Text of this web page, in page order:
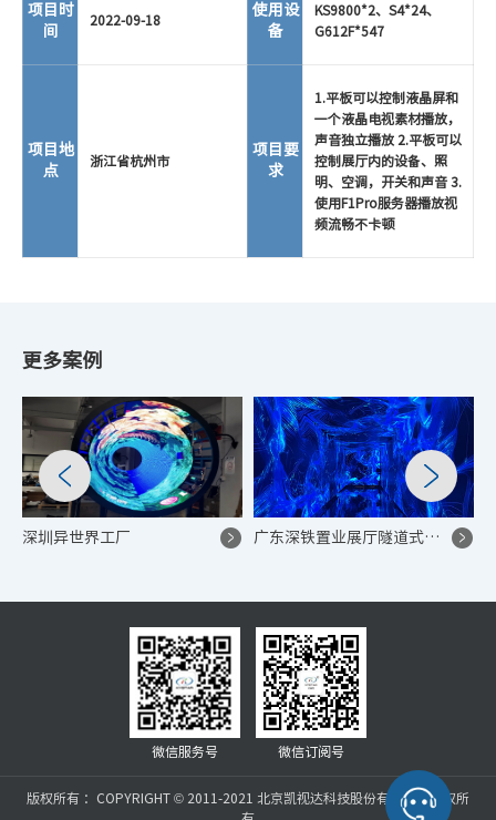
项目时
间
2022-09-18
使用设
备
KS9800*2、S4*24、
G612F*547
项目地
点
浙江省杭州市
项目要
求
1.平板可以控制液晶屏和
一个液晶电视素材播放，
声音独立播放 2.平板可以
控制展厅内的设备、照
明、空调，开关和声音 3.
使用F1Pro服务器播放视
频流畅不卡顿
更多案例
深圳异世界工厂 广东深铁置业展厅隧道式 LED 互动显示项目
微信服务号 微信订阅号
版权所有 ：COPYRIGHT © 2011-2021 北京凯视达科技股份有限公司版权所